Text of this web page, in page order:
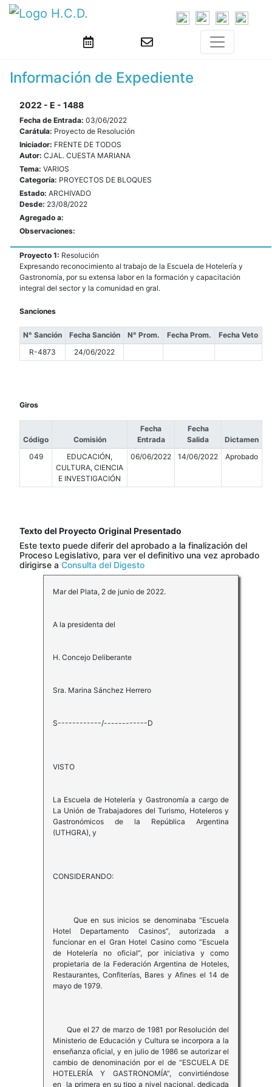
Información de Expediente
2022 - E - 1488
Fecha de Entrada: 03/06/2022
Carátula: Proyecto de Resolución
Iniciador: FRENTE DE TODOS
Autor: CJAL. CUESTA MARIANA
Tema: VARIOS
Categoría: PROYECTOS DE BLOQUES
Estado: ARCHIVADO
Desde: 23/08/2022
Agregado a:
Observaciones:
Proyecto 1: Resolución
Expresando reconocimiento al trabajo de la Escuela de Hotelería y
Gastronomía, por su extensa labor en la formación y capacitación
integral del sector y la comunidad en gral.
Sanciones
N° Sanción Fecha Sanción N° Prom. Fecha Prom.
Fecha Veto
R-4873
24/06/2022
Giros
Código Comisión
Fecha
Entrada
Fecha
Salida
Dictamen
049
EDUCACIÓN,
CULTURA, CIENCIA
E INVESTIGACIÓN
06/06/2022 14/06/2022 Aprobado
Texto del Proyecto Original Presentado
Este texto puede diferir del aprobado a la finalización del
Proceso Legislativo, para ver el definitivo una vez aprobado
dirigirse a Consulta del Digesto
Mar del Plata, 2 de junio de 2022.
A la presidenta del
H. Concejo Deliberante
Sra. Marina Sánchez Herrero
S------------/------------D
VISTO
La Escuela de Hotelería y Gastronomía a cargo de
La Unión de Trabajadores del Turismo, Hoteleros y
Gastronómicos de la República Argentina
(UTHGRA), y
CONSIDERANDO:
Que en sus inicios se denominaba “Escuela
Hotel Departamento Casinos”, autorizada a
funcionar en el Gran Hotel Casino como “Escuela
de Hotelería no oficial”, por iniciativa y como
propietaria de la Federación Argentina de Hoteles,
Restaurantes, Confiterías, Bares y Afines el 14 de
mayo de 1979.
Que el 27 de marzo de 1981 por Resolución del
Ministerio de Educación y Cultura se incorpora a la
enseñanza oficial, y en julio de 1986 se autorizar el
cambio de denominación por el de “ESCUELA DE
HOTELERÍA Y GASTRONOMÍA”, convirtiéndose
en la primera en su tipo a nivel nacional, dedicada